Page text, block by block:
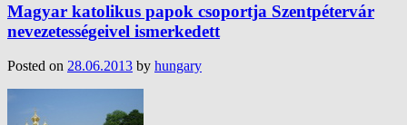
Magyar katolikus papok csoportja Szentpétervár
nevezetességeivel ismerkedett
Posted on 28.06.2013 by hungary